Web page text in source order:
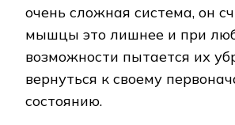
очень сложная система, он
мышцы это лишнее и при
возможности пытается их
вернуться к своему
состоянию.